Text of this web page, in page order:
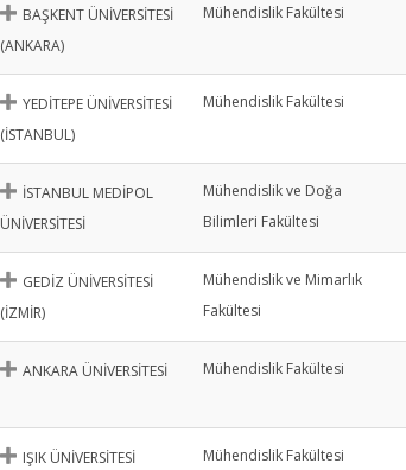
BAŞKENT ÜNİVERSİTESİ
(ANKARA)
Mühendislik Fakültesi
YEDİTEPE ÜNİVERSİTESİ
(İSTANBUL)
Mühendislik Fakültesi
İSTANBUL MEDİPOL
ÜNİVERSİTESİ
Mühendislik ve Doğa
Bilimleri Fakültesi
GEDİZ ÜNİVERSİTESİ
(İZMİR)
Mühendislik ve Mimarlık
Fakültesi
ANKARA ÜNİVERSİTESİ Mühendislik Fakültesi
IŞIK ÜNİVERSİTESİ
Mühendislik Fakültesi